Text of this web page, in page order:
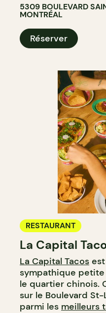
5309 BOULEVARD
MONTRÉAL
Réserver
RESTAURANT
La Capital
La Capital Tacos
sympathique
le quartier chinois.
sur le Boulevard
parmi les meilleurs